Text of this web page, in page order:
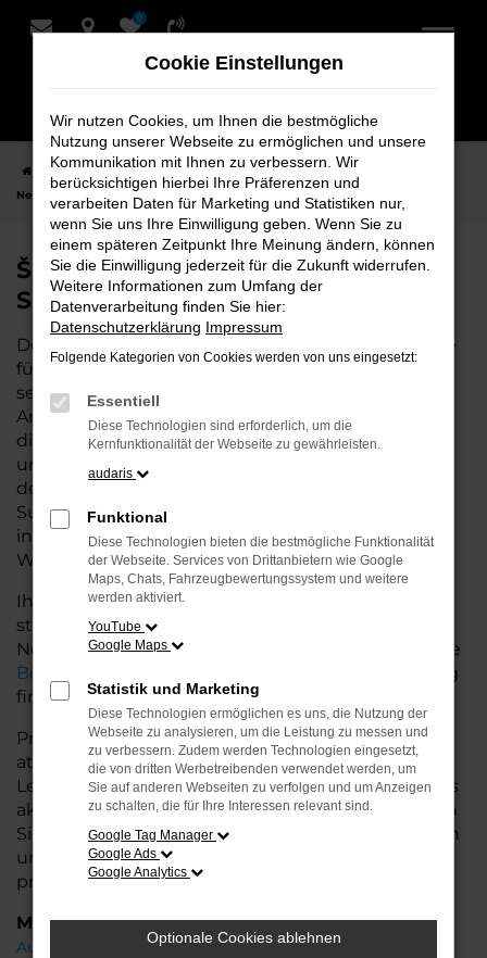
Zum
0
Startseite Bremervörde Škoda Škoda Superb
Neuwagen bei Schmidt + Koch für Bremervörde
Škoda Superb Neuwagen bei
Schmidt + Koch für Bremervörde
Der Škoda Superb ist die perfekte Wahl für alle, die
für Bremervörde einen Neuwagen suchen. Mit
seiner modernen Technik, seinem effizienten
Antrieb und dem stilvollen Design ist der Superb
die ideale Lösung für jeden, der ein zuverlässiges
und komfortables Fahrzeug möchte. Egal, ob für
den Stadtverkehr oder längere Fahrten – der
Superb bietet Ihnen höchsten Fahrkomfort,
innovative Features und eine herausragende
Wirtschaftlichkeit.
Ihr Škoda Autohaus in der Nähe von Bremervörde
steht Ihnen mit einer breiten Auswahl an
Neuwagen zur Seite und bietet Ihnen umfassende
Beratung
, damit Sie das für Sie passende Fahrzeug
finden.
Profitieren Sie von zusätzlichen Services wie
attraktiven Finanzierungsmöglichkeiten,
Leasingangeboten und der Inzahlungnahme Ihres
aktuellen Fahrzeugs. Besuchen Sie uns und lassen
Sie sich von unseren Experten beraten – wir freuen
uns, Ihnen den perfekten Neuwagen zu
präsentieren!
Marken
Audi
Cookie Einstellungen
Wir nutzen Cookies, um Ihnen die bestmögliche
Nutzung unserer Webseite zu ermöglichen und unsere
Kommunikation mit Ihnen zu verbessern. Wir
berücksichtigen hierbei Ihre Präferenzen und
verarbeiten Daten für Marketing und Statistiken nur,
wenn Sie uns Ihre Einwilligung geben. Wenn Sie zu
einem späteren Zeitpunkt Ihre Meinung ändern, können
Sie die Einwilligung jederzeit für die Zukunft widerrufen.
Weitere Informationen zum Umfang der
Datenverarbeitung finden Sie hier:
Datenschutzerklärung Impressum
Folgende Kategorien von Cookies werden von uns eingesetzt:
Essentiell
Diese Technologien sind erforderlich, um die
Kernfunktionalität der Webseite zu gewährleisten.
audaris
Funktional
Diese Technologien bieten die bestmögliche Funktionalität
der Webseite. Services von Drittanbietern wie Google
Maps, Chats, Fahrzeugbewertungssystem und weitere
werden aktiviert.
YouTube
Google Maps
Statistik und Marketing
Diese Technologien ermöglichen es uns, die Nutzung der
Webseite zu analysieren, um die Leistung zu messen und
zu verbessern. Zudem werden Technologien eingesetzt,
die von dritten Werbetreibenden verwendet werden, um
Sie auf anderen Webseiten zu verfolgen und um Anzeigen
zu schalten, die für Ihre Interessen relevant sind.
Google Tag Manager
Google Ads
Google Analytics
Optionale Cookies ablehnen